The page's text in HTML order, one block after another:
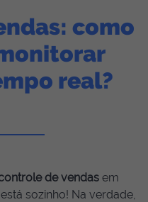
como
real?
de vendas em
sozinho! Na verdade,